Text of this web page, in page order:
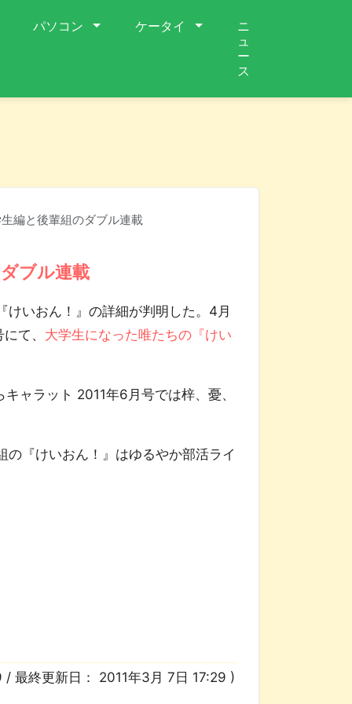
パソコン ケータイ
ニ
ュ
ー
ス
編と後輩組のダブル連載
ブル連載
いおん！』の詳細が判明した。4月
て、 大学生になった唯たちの『けい
ャラット 2011年6月号では梓、憂、
『けいおん！』はゆるやか部活ライ
/ 最終更新日： 2011年3月 7日 17:29 )